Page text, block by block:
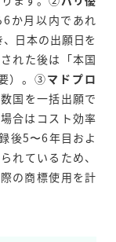
6か月以内であれ
日本の出願日を
れた後は「本国
）。③マドプロ
国を一括出願で
合はコスト効率
後5〜6年目およ
れているため、
の商標使用を計